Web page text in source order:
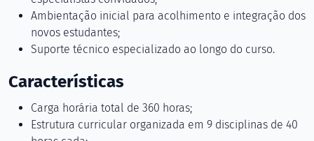
Ambientação inicial para acolhimento e integração dos
novos estudantes;
Suporte técnico especializado ao longo do curso.
Características
Carga horária total de 360 horas;
Estrutura curricular organizada em 9 disciplinas de 40